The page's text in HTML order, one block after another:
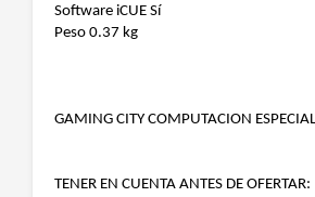
Software iCUE Sí
Peso 0.37 kg
GAMING CITY COMPUTACION
TENER EN CUENTA ANTES DE OFERTAR: